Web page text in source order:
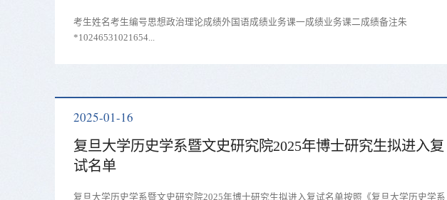
考生姓名考生编号思想政治理论成绩外国语成绩业务课一成绩业务课二成绩备注朱
*10246531021654...
2025-01-16
复旦大学历史学系暨文史研究院2025年博士研究生拟进入复
试名单
复旦大学历史学系暨文史研究院2025年博士研究生拟进入复试名单按照《复旦大学历史学系